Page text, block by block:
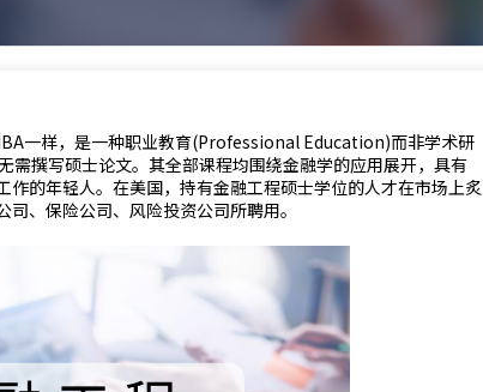
一样，是一种职业教育(Professional Education)而非学术研
撰写硕士论文。其全部课程均围绕金融学的应用展开，具有
的年轻人。在美国，持有金融工程硕士学位的人才在市场上炙
、保险公司、风险投资公司所聘用。